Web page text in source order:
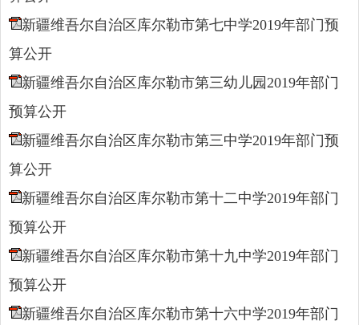
新疆维吾尔自治区库尔勒市第七中学2019年部门预
算公开
新疆维吾尔自治区库尔勒市第三幼儿园2019年部门
预算公开
新疆维吾尔自治区库尔勒市第三中学2019年部门预
算公开
新疆维吾尔自治区库尔勒市第十二中学2019年部门
预算公开
新疆维吾尔自治区库尔勒市第十九中学2019年部门
预算公开
新疆维吾尔自治区库尔勒市第十六中学2019年部门